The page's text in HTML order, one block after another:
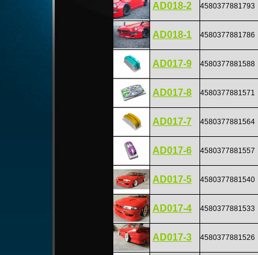
AD018-2 4580377881793
AD018-1 4580377881786
AD017-9 4580377881588
AD017-8 4580377881571
AD017-7 4580377881564
AD017-6 4580377881557
AD017-5 4580377881540
AD017-4 4580377881533
AD017-3 4580377881526